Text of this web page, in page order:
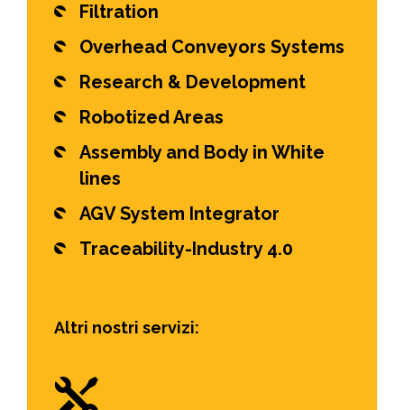
Filtration
Overhead Conveyors Systems
Research & Development
Robotized Areas
Assembly and Body in White
lines
AGV System Integrator
Traceability-Industry 4.0
Altri nostri servizi: